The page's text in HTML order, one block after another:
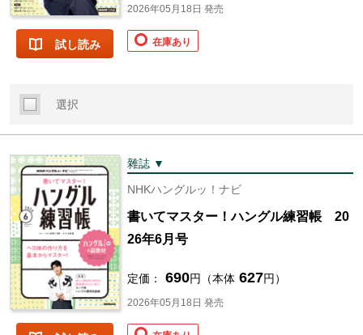
試し読み
2026年05月18日 発売
在庫あり
選択
雜誌 ▼
NHKハングルッ！ナビ
書いてマスター！ハングル練習帳 20
26年6月号
定価： 690円（本体 627円）
2026年05月18日 発売